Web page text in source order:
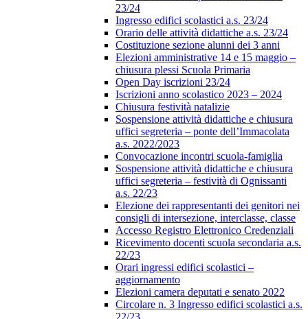
23/24
Ingresso edifici scolastici a.s. 23/24
Orario delle attività didattiche a.s. 23/24
Costituzione sezione alunni dei 3 anni
Elezioni amministrative 14 e 15 maggio –
chiusura plessi Scuola Primaria
Open Day iscrizioni 23/24
Iscrizioni anno scolastico 2023 – 2024
Chiusura festività natalizie
Sospensione attività didattiche e chiusura
uffici segreteria – ponte dell’Immacolata
a.s. 2022/2023
Convocazione incontri scuola-famiglia
Sospensione attività didattiche e chiusura
uffici segreteria – festività di Ognissanti
a.s. 22/23
Elezione dei rappresentanti dei genitori nei
consigli di intersezione, interclasse, classe
Accesso Registro Elettronico Credenziali
Ricevimento docenti scuola secondaria a.s.
22/23
Orari ingressi edifici scolastici –
aggiornamento
Elezioni camera deputati e senato 2022
Circolare n. 3 Ingresso edifici scolastici a.s.